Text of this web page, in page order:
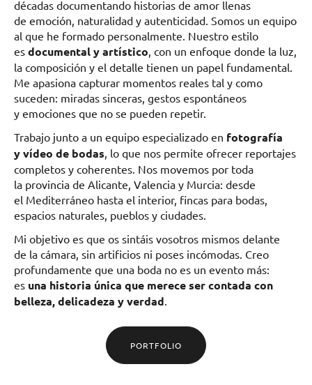
décadas documentando historias de amor llenas
de emoción, naturalidad y autenticidad. Somos un equipo
al que he formado personalmente. Nuestro estilo
es documental y artístico , con un enfoque donde la luz,
la composición y el detalle tienen un papel fundamental.
Me apasiona capturar momentos reales tal y como
suceden: miradas sinceras, gestos espontáneos
y emociones que no se pueden repetir.
Trabajo junto a un equipo especializado en fotografía
y vídeo de bodas , lo que nos permite ofrecer reportajes
completos y coherentes. Nos movemos por toda
la provincia de Alicante, Valencia y Murcia: desde
el Mediterráneo hasta el interior, fincas para bodas,
espacios naturales, pueblos y ciudades.
Mi objetivo es que os sintáis vosotros mismos delante
de la cámara, sin artificios ni poses incómodas. Creo
profundamente que una boda no es un evento más:
es una historia única que merece ser contada con
belleza, delicadeza y verdad
PORTFOLIO